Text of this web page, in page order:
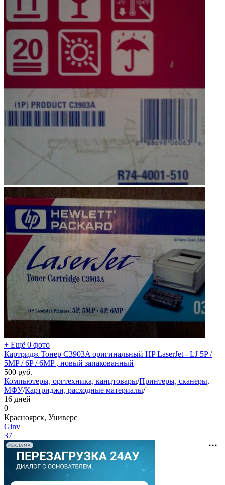
+ Ещё 0 фото
Картридж Тонер C3903A оригинальный HP LaserJet - LJ 5P /
5MP / 6P / 6MP , новый запакованный
500 руб.
Компьютеры, оргтехника, канцтовары/Принтеры, сканеры,
МФУ/Картриджи, расходные материалы/
16 дней
0
Красноярск, Универс
Ginv
37
РЕКЛАМА